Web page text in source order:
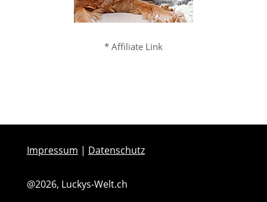
* Affiliate Link
Impressum | Datenschutz
@2026, Luckys-Welt.ch